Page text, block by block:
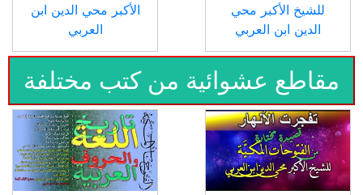
للشيخ الأكبر محي
الدين ابن العربي
الأكبر محي الدين ابن
العربي
مقاطع عشوائية من كتب مختلفة